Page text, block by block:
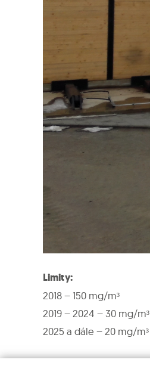
Limity:
2018 – 150 mg/m³
2019 – 2024 – 30 mg/m³
2025 a dále – 20 mg/m³